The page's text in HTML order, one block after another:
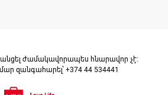
ժամակավորապես հնարավոր չէ։
զանգահարել՝ +374 44 534441